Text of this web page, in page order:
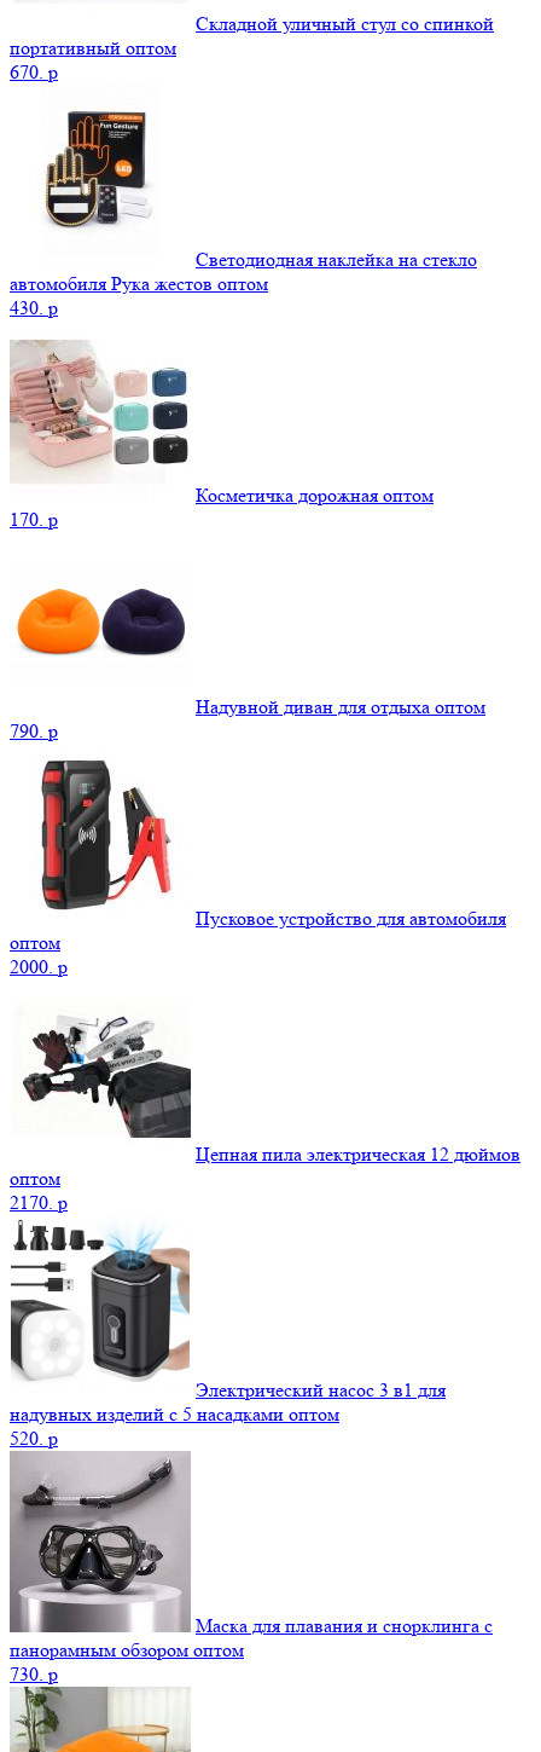
Складной уличный стул со спинкой
портативный оптом
670. p
Светодиодная наклейка на стекло
автомобиля Рука жестов оптом
430. p
Косметичка дорожная оптом
170. p
Надувной диван для отдыха оптом
790. p
Пусковое устройство для автомобиля
оптом
2000. p
Цепная пила электрическая 12 дюймов
оптом
2170. p
Электрический насос 3 в1 для
надувных изделий с 5 насадками оптом
520. p
Маска для плавания и снорклинга с
панорамным обзором оптом
730. p